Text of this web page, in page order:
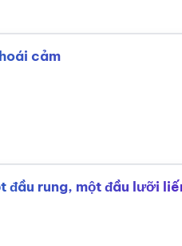
cảm
đầu rung, một đầu lưỡi